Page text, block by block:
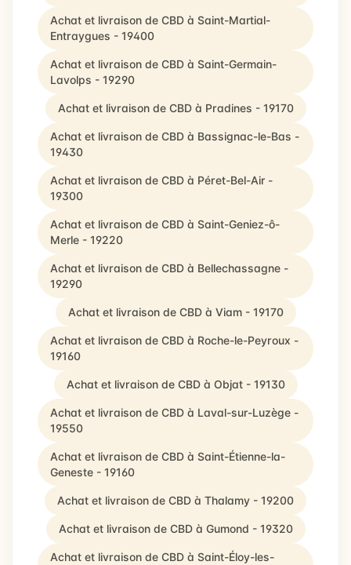
Achat et livraison de CBD à Saint-Martial-
Entraygues - 19400
Achat et livraison de CBD à Saint-Germain-
Lavolps - 19290
Achat et livraison de CBD à Pradines - 19170
Achat et livraison de CBD à Bassignac-le-Bas -
19430
Achat et livraison de CBD à Péret-Bel-Air -
19300
Achat et livraison de CBD à Saint-Geniez-ô-
Merle - 19220
Achat et livraison de CBD à Bellechassagne -
19290
Achat et livraison de CBD à Viam - 19170
Achat et livraison de CBD à Roche-le-Peyroux -
19160
Achat et livraison de CBD à Objat - 19130
Achat et livraison de CBD à Laval-sur-Luzège -
19550
Achat et livraison de CBD à Saint-Étienne-la-
Geneste - 19160
Achat et livraison de CBD à Thalamy - 19200
Achat et livraison de CBD à Gumond - 19320
Achat et livraison de CBD à Saint-Éloy-les-